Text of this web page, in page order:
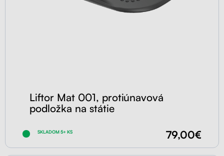
Liftor Mat 001, protiúnavová
podložka na státie
SKLADOM 5+ KS 79,00€